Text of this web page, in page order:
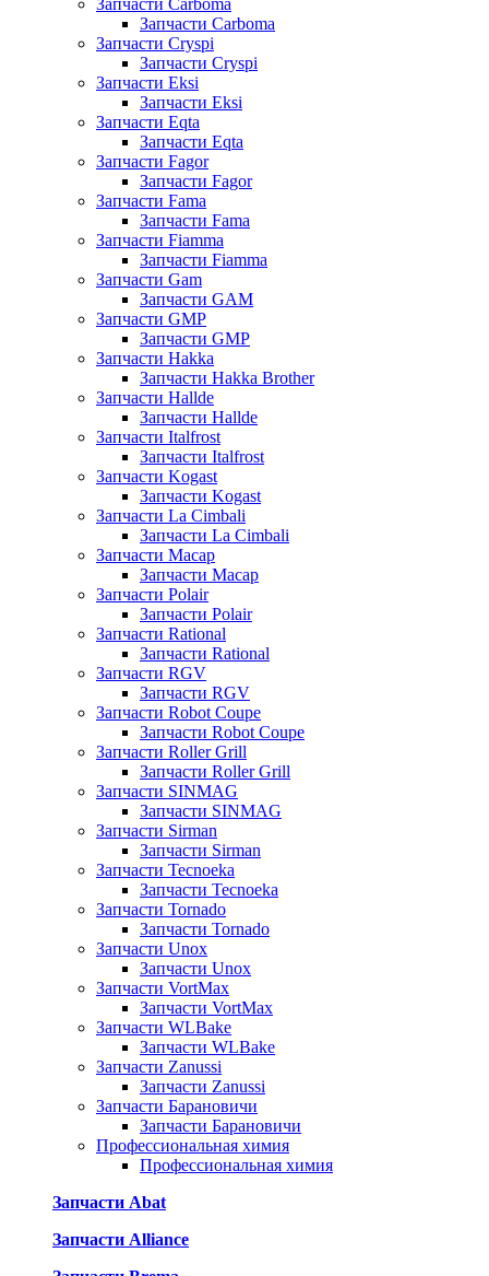
Запчасти Carboma
Запчасти Carboma
Запчасти Cryspi
Запчасти Cryspi
Запчасти Eksi
Запчасти Eksi
Запчасти Eqta
Запчасти Eqta
Запчасти Fagor
Запчасти Fagor
Запчасти Fama
Запчасти Fama
Запчасти Fiamma
Запчасти Fiamma
Запчасти Gam
Запчасти GAM
Запчасти GMP
Запчасти GMP
Запчасти Hakka
Запчасти Hakka Brother
Запчасти Hallde
Запчасти Hallde
Запчасти Italfrost
Запчасти Italfrost
Запчасти Kogast
Запчасти Kogast
Запчасти La Cimbali
Запчасти La Cimbali
Запчасти Macap
Запчасти Macap
Запчасти Polair
Запчасти Polair
Запчасти Rational
Запчасти Rational
Запчасти RGV
Запчасти RGV
Запчасти Robot Coupe
Запчасти Robot Coupe
Запчасти Roller Grill
Запчасти Roller Grill
Запчасти SINMAG
Запчасти SINMAG
Запчасти Sirman
Запчасти Sirman
Запчасти Tecnoeka
Запчасти Tecnoeka
Запчасти Tornado
Запчасти Tornado
Запчасти Unox
Запчасти Unox
Запчасти VortMax
Запчасти VortMax
Запчасти WLBake
Запчасти WLBake
Запчасти Zanussi
Запчасти Zanussi
Запчасти Барановичи
Запчасти Барановичи
Профессиональная химия
Профессиональная химия
Запчасти Abat
Запчасти Alliance